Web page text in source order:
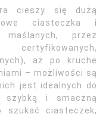
cieszy się dużą
ciasteczka i
przez
aż po kruche
– możliwości są
jest idealnych do
szybką i smaczną
szukać ciasteczek,